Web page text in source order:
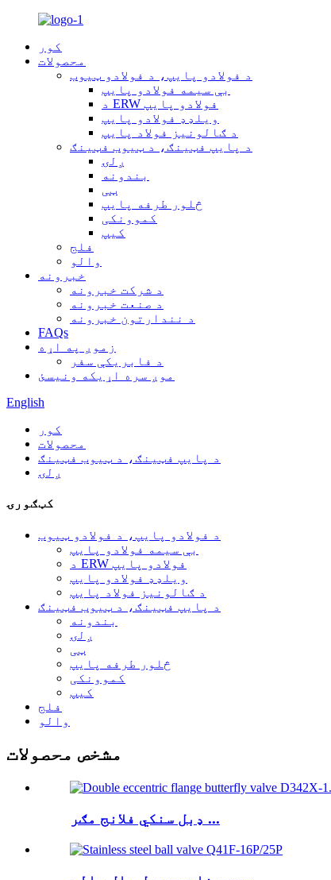
کور
محصولات
د فولادو پایپ، د فولادو ټیوب
بې سیمه فولادو پایپ
د ERW فولادو پایپ
ویلډډ فولادو پایپ
د ګالونیز فولاد پایپ
د پایپ فټینګ، د ټیوب فټینګ
ږلۍ
بندونه
ټی
څلور طرفه پایپ
کموونکی
کیپ
فلج
والو
خبرونه
د شرکت خبرونه
د صنعت خبرونه
د نندارتون خبرونه
FAQs
زموږ په اړه
د فابریکې سفر
موږ سره اړیکه ونیسئ
English
کور
محصولات
د پایپ فټینګ، د ټیوب فټینګ
ږلۍ
کټګورۍ
د فولادو پایپ، د فولادو ټیوب
بې سیمه فولادو پایپ
د ERW فولادو پایپ
ویلډډ فولادو پایپ
د ګالونیز فولاد پایپ
د پایپ فټینګ، د ټیوب فټینګ
بندونه
ږلۍ
ټی
څلور طرفه پایپ
کموونکی
کیپ
فلج
والو
مشخص محصولات
ډبل سنکي فلانج مګر ...